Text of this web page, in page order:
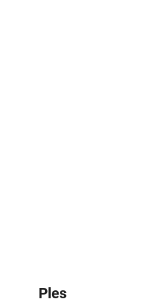
Ples